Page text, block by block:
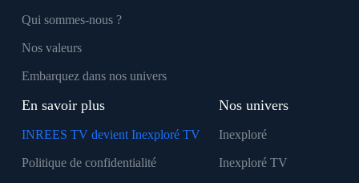
Qui sommes-nous ?
Nos valeurs
Embarquez dans nos univers
En savoir plus
INREES TV devient Inexploré TV
Politique de confidentialité
Nos univers
Inexploré
Inexploré TV